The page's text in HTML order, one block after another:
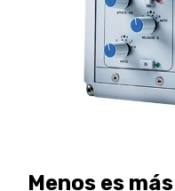
Menos es más